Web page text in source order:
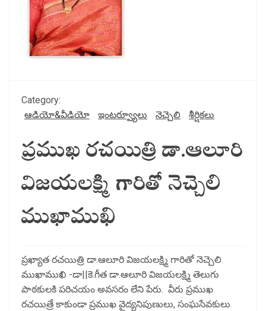
Category:
ఆడియో&వీడియో
ఇంటర్వ్యూలు నెచ్చెలి శీర్షికలు
ప్రముఖ రచయిత్రి డా.ఆలూరి
విజయలక్ష్మి గారితో నెచ్చెలి
ముఖాముఖి
ప్రఖ్యాత రచయిత్రి డా.ఆలూరి విజయలక్ష్మి గారితో నెచ్చెలి
ముఖాముఖి -డా||కె.గీత డా.ఆలూరి విజయలక్ష్మి తెలుగు
పాఠకులకి పరిచయం అవసరం లేని పేరు. వీరు ప్రముఖ
రచయిత్రే కాకుండా ప్రముఖ వైద్యనిపుణులు, సంఘసేవకులు